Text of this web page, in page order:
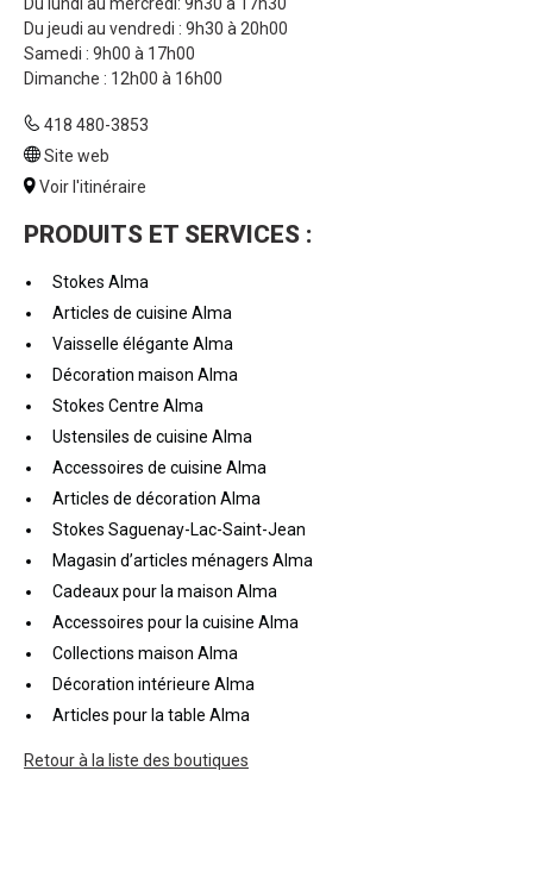
Du jeudi au vendredi : 9h30 à 20h00
Samedi : 9h00 à 17h00
Dimanche : 12h00 à 16h00
418 480-3853
Site web
Voir l'itinéraire
PRODUITS ET SERVICES :
Stokes Alma
Articles de cuisine Alma
Vaisselle élégante Alma
Décoration maison Alma
Stokes Centre Alma
Ustensiles de cuisine Alma
Accessoires de cuisine Alma
Articles de décoration Alma
Stokes Saguenay-Lac-Saint-Jean
Magasin d’articles ménagers Alma
Cadeaux pour la maison Alma
Accessoires pour la cuisine Alma
Collections maison Alma
Décoration intérieure Alma
Articles pour la table Alma
Retour à la liste des boutiques